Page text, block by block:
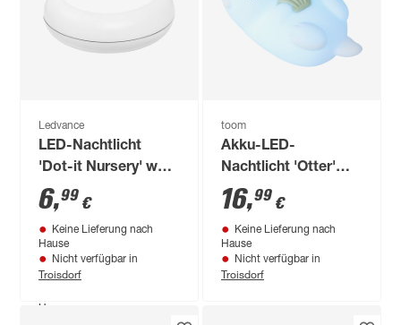
19
Produktdatenblatt
Hause
Ledvance
LED-Nachtlicht
'Dot-it Nursery' weiß
2 lm Ø 19,5 cm
6,99 €
Keine Lieferung nach
Hause
Nicht verfügbar in
Troisdorf
toom
Akku-LED-
Nachtlicht 'Otter'
weiß mit
Farbwechsler
16,99 €
Keine Lieferung nach
Hause
Nicht verfügbar in
Troisdorf